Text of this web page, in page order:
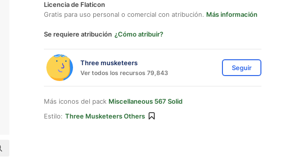
Licencia de Flaticon
Gratis para uso personal o comercial con atribución. Más información
Se requiere atribución ¿Cómo atribuir?
Three musketeers
Ver todos los recursos 79,843
Seguir
Más iconos del pack Miscellaneous 567 Solid
Estilo: Three Musketeers Others